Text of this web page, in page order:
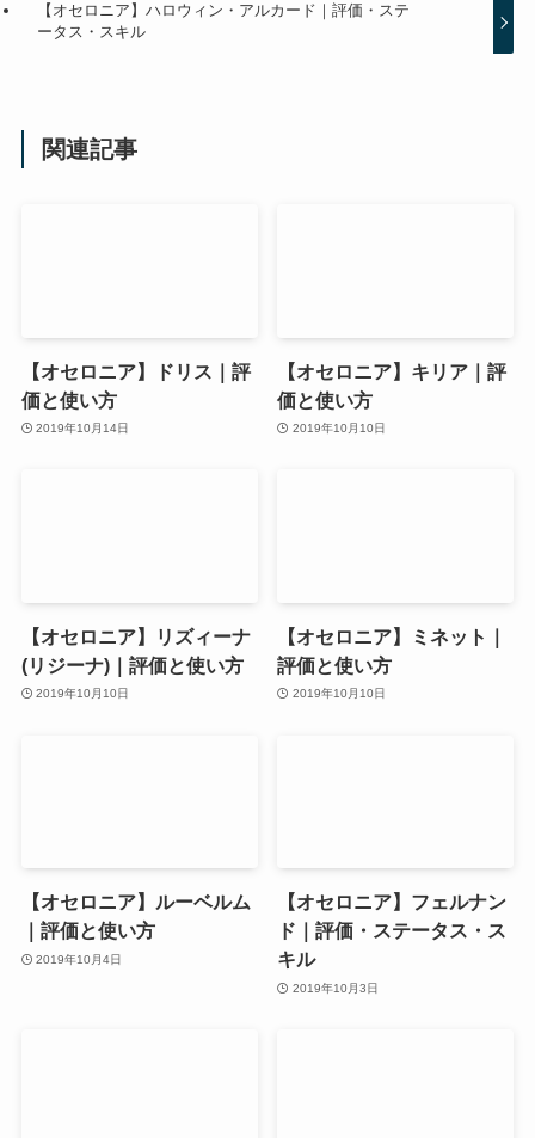
【オセロニア】ハロウィン・アルカード｜評価・ステ
ータス・スキル
関連記事
【オセロニア】ドリス｜評
価と使い方
2019年10月14日
【オセロニア】キリア｜評
価と使い方
2019年10月10日
【オセロニア】リズィーナ
(リジーナ)｜評価と使い方
2019年10月10日
【オセロニア】ミネット｜
評価と使い方
2019年10月10日
【オセロニア】ルーベルム
｜評価と使い方
2019年10月4日
【オセロニア】フェルナン
ド｜評価・ステータス・ス
キル
2019年10月3日